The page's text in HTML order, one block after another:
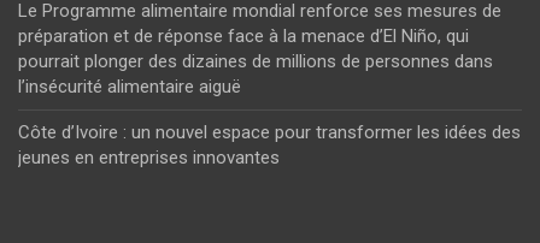
Le Programme alimentaire mondial renforce ses mesures de
préparation et de réponse face à la menace d’El Niño, qui
pourrait plonger des dizaines de millions de personnes dans
l’insécurité alimentaire aiguë
Côte d’Ivoire : un nouvel espace pour transformer les idées des
jeunes en entreprises innovantes